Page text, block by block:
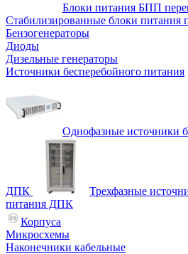
Блоки питания БПП
Стабилизированные блоки питания
Бензогенераторы
Диоды
Дизельные генераторы
Источники бесперебойного питания
Однофазные источники
ДПК
Трехфазные
питания ДПК
Корпуса
Микросхемы
Наконечники кабельные